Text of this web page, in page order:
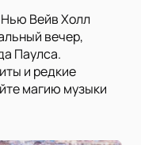
Нью Вейв Холл
вечер,
Паулса.
и редкие
магию музыки